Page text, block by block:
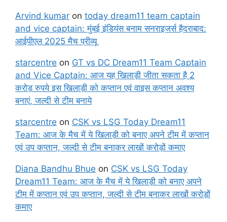
Arvind kumar on today dream11 team captain
and vice captain: मुंबई इंडियंस बनाम सनराइजर्स हैदराबाद:
आईपीएल 2025 मैच प्रीव्यू
starcentre on GT vs DC Dream11 Team Captain
and Vice Captain: आज यह खिलाड़ी जीता सकता है 2
करोड़ रुपये इस खिलाड़ी को कप्तान एवं वाइस कप्तान अवश्य
बनाएं, जल्दी से टीम बनाये
starcentre on CSK vs LSG Today Dream11
Team: आज के मैच में ये खिलाड़ी को बनाए अपने टीम में कप्तान
एवं उप कप्तान, जल्दी से टीम बनाकर लाखों करोड़ों कमाए
Diana Bandhu Bhue on CSK vs LSG Today
Dream11 Team: आज के मैच में ये खिलाड़ी को बनाए अपने
टीम में कप्तान एवं उप कप्तान, जल्दी से टीम बनाकर लाखों करोड़ों
कमाए